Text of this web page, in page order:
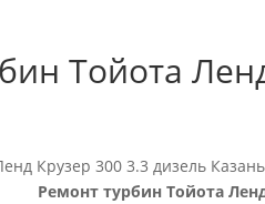
Тойота
Крузер 300 3.3 дизель Казань
Ремонт турбин Тойота